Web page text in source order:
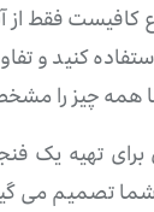
کافیست فقط از
کنید و
همه چیز را
تهیه یک
شما تصمیم می